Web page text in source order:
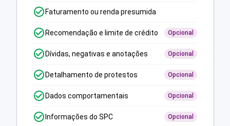
Faturamento ou renda presumida
Recomendação e limite de crédito Opcional
Dívidas, negativas e anotações Opcional
Detalhamento de protestos Opcional
Dados comportamentais Opcional
Informações do SPC Opcional